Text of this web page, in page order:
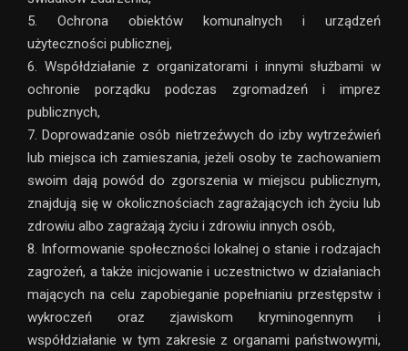
5. Ochrona obiektów komunalnych i urządzeń
użyteczności publicznej,
6. Współdziałanie z organizatorami i innymi służbami w
ochronie porządku podczas zgromadzeń i imprez
publicznych,
7. Doprowadzanie osób nietrzeźwych do izby wytrzeźwień
lub miejsca ich zamieszania, jeżeli osoby te zachowaniem
swoim dają powód do zgorszenia w miejscu publicznym,
znajdują się w okolicznościach zagrażających ich życiu lub
zdrowiu albo zagrażają życiu i zdrowiu innych osób,
8. Informowanie społeczności lokalnej o stanie i rodzajach
zagrożeń, a także inicjowanie i uczestnictwo w działaniach
mających na celu zapobieganie popełnianiu przestępstw i
wykroczeń oraz zjawiskom kryminogennym i
współdziałanie w tym zakresie z organami państwowymi,